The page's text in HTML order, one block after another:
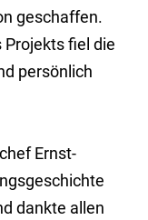
geschaffen.
fiel die
persönlich
Ernst-
dankte allen